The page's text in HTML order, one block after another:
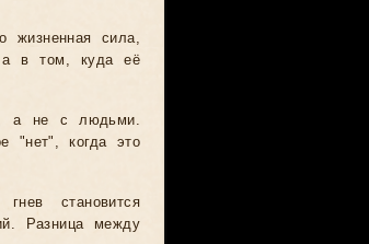
жизненная сила,
а в том, куда её
а не с людьми.
"нет", когда это
становится
Разница между